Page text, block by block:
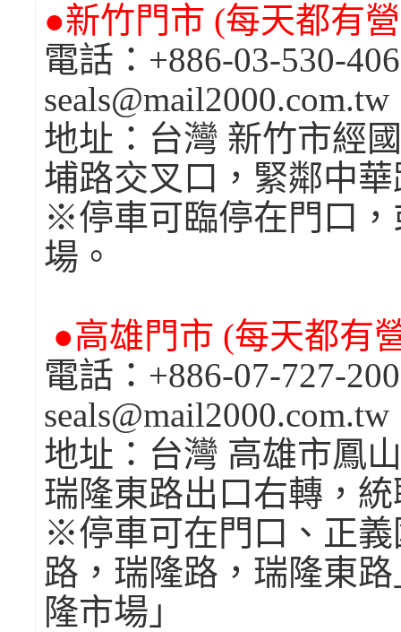
●新竹門市 (每天都有
電話：+886-03-
地址：台灣 新竹市經
埔路交叉口，緊鄰中
※停車可臨停在門口
場。
●高雄門市 (每天都有
電話：+886-07-
seals@mail2000.com.tw
地址：台灣 高雄市鳳
瑞隆東路出口右轉，
※停車可在門口、正
路，瑞隆路，瑞隆東
隆市場」